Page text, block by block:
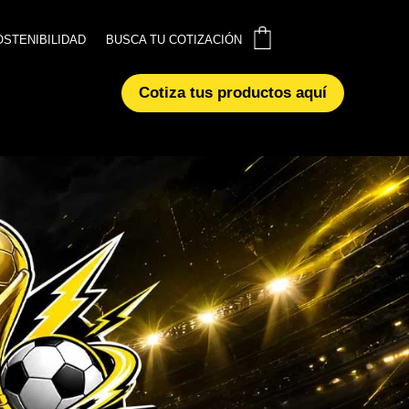
BUSCA TU COTIZACIÓN
Cotiza tus productos aquí
BUSCA TU COTIZACIÓN
Cotiza tus productos aquí